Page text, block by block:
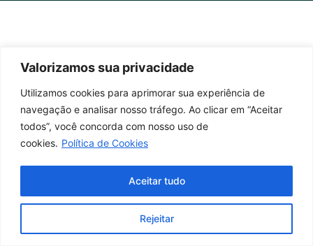
Valorizamos sua privacidade
Utilizamos cookies para aprimorar sua experiência de
navegação e analisar nosso tráfego. Ao clicar em “Aceitar
todos”, você concorda com nosso uso de
cookies. Política de Cookies
Rejeitar
Aceitar tudo